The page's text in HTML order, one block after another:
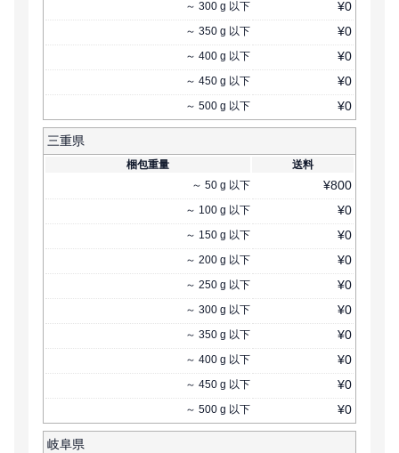
～ 300 g 以下 ¥0
～ 350 g 以下 ¥0
～ 400 g 以下 ¥0
～ 450 g 以下 ¥0
～ 500 g 以下 ¥0
三重県
梱包重量
送料
～ 50 g 以下 ¥800
～ 100 g 以下 ¥0
～ 150 g 以下 ¥0
～ 200 g 以下 ¥0
～ 250 g 以下 ¥0
～ 300 g 以下 ¥0
～ 350 g 以下 ¥0
～ 400 g 以下 ¥0
～ 450 g 以下 ¥0
～ 500 g 以下 ¥0
岐阜県